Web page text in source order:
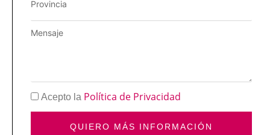
Acepto la Política de Privacidad
QUIERO MÁS INFORMACIÓN